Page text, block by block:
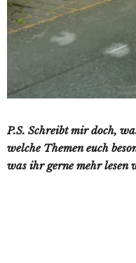
P.S. Schreibt mir doch,
welche Themen euch
was ihr gerne mehr lesen